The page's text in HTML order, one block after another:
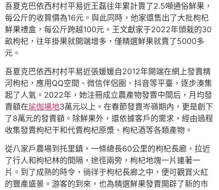
吾夏克巴依西村村平易近王磊往年累計賣了2.5噸通俗鮮果，
每公斤的收買價為16元。與此同時，他家還售出了大批枸杞
鮮果禮盒，每公斤跨越100元。王文獻家于2022年頭栽的30
畝枸杞，往年掛果就開端增多，僅精選鮮果就賣了5000多
元。
吾夏克巴依西村村平易近張媛媛自2012年開端在網上發賣精
河枸杞，應用QQ空間、微信伴侶圈、抖音等平臺，逐步湊集
起了人氣。2022年，她注冊成立農產物發賣中間后，月均發
賣額在瑜伽場地3萬元以上。在春節發賣岑嶺期內，更是創下
了8萬元的發賣額。除鮮果外，還依據客戶的需求，經由過程
收集發賣枸杞干和代賣枸杞原漿、枸杞酒等各類產物。
從八家戶農場到托里鎮，一條總長60公里的枸杞長廊，拉近
了行人和枸杞林的間隔，途徑兩旁，枸杞地塊一片連著一
片。到了成熟的時令，徜徉于枸杞長廊之中，便可觀賞火紅
的豐產盛景。游客的到來，也為精選鮮果發賣開辟了新的市